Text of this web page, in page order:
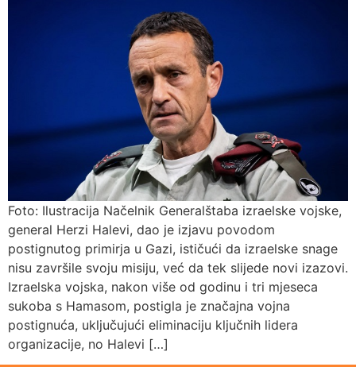
Foto: Ilustracija Načelnik Generalštaba izraelske vojske,
general Herzi Halevi, dao je izjavu povodom
postignutog primirja u Gazi, ističući da izraelske snage
nisu završile svoju misiju, već da tek slijede novi izazovi.
Izraelska vojska, nakon više od godinu i tri mjeseca
sukoba s Hamasom, postigla je značajna vojna
postignuća, uključujući eliminaciju ključnih lidera
organizacije, no Halevi […]